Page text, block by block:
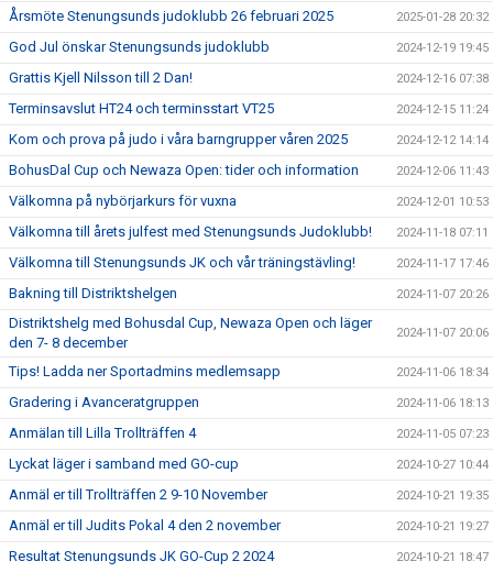
Årsmöte Stenungsunds judoklubb 26 februari 2025 2025-01-28 20:32
God Jul önskar Stenungsunds judoklubb 2024-12-19 19:45
Grattis Kjell Nilsson till 2 Dan! 2024-12-16 07:38
Terminsavslut HT24 och terminsstart VT25 2024-12-15 11:24
Kom och prova på judo i våra barngrupper våren 2025 2024-12-12 14:14
BohusDal Cup och Newaza Open: tider och information 2024-12-06 11:43
Välkomna på nybörjarkurs för vuxna 2024-12-01 10:53
Välkomna till årets julfest med Stenungsunds Judoklubb! 2024-11-18 07:11
Välkomna till Stenungsunds JK och vår träningstävling! 2024-11-17 17:46
Bakning till Distriktshelgen 2024-11-07 20:26
Distriktshelg med Bohusdal Cup, Newaza Open och läger
den 7- 8 december
2024-11-07 20:06
Tips! Ladda ner Sportadmins medlemsapp 2024-11-06 18:34
Gradering i Avanceratgruppen 2024-11-06 18:13
Anmälan till Lilla Trollträffen 4 2024-11-05 07:23
Lyckat läger i samband med GO-cup 2024-10-27 10:44
Anmäl er till Trollträffen 2 9-10 November 2024-10-21 19:35
Anmäl er till Judits Pokal 4 den 2 november 2024-10-21 19:27
Resultat Stenungsunds JK GO-Cup 2 2024 2024-10-21 18:47